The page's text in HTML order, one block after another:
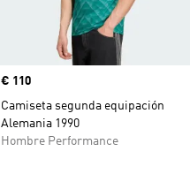
Precio
€ 110
Camiseta segunda equipación
Alemania 1990
Hombre Performance